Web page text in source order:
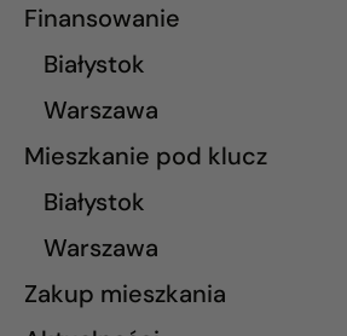
Finansowanie
Białystok
Warszawa
Mieszkanie pod klucz
Białystok
Warszawa
Zakup mieszkania